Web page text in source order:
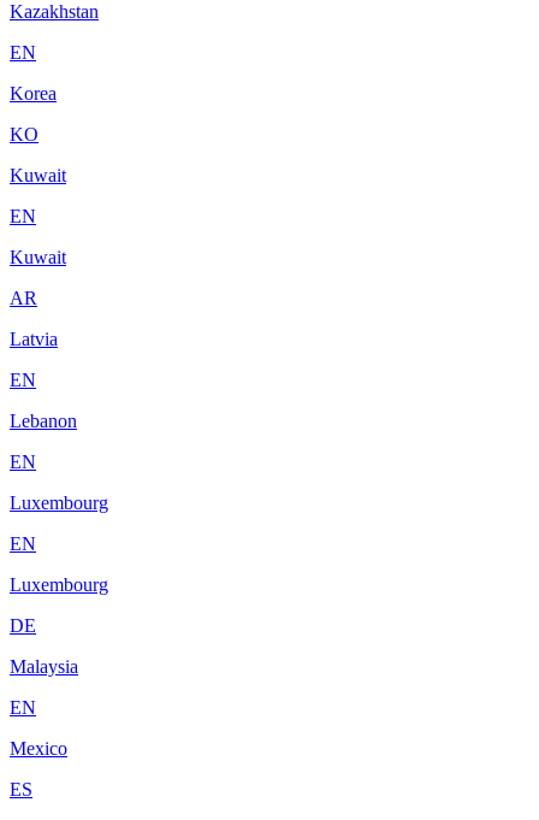
Kazakhstan
EN
Korea
KO
Kuwait
EN
Kuwait
AR
Latvia
EN
Lebanon
EN
Luxembourg
EN
Luxembourg
DE
Malaysia
EN
Mexico
ES